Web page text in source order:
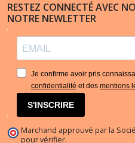
RESTEZ CONNECTÉ AVEC
NOTRE NEWLETTER
Je confirme avoir pris
confidentialité et des mentions
S'INSCRIRE
Marchand approuvé par la
pour vérifier.